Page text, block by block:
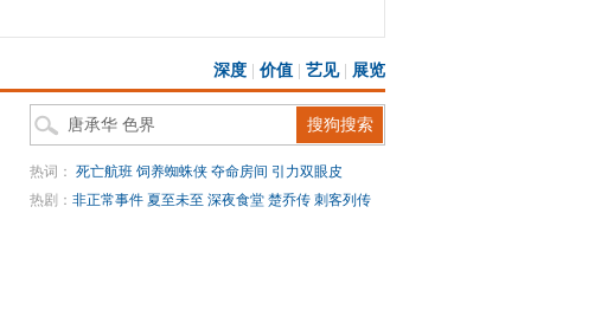
深度 价值 艺见| 展览
热词： 死亡航班 饲养蜘蛛侠 夺命房间 引力双眼皮
热剧： 非正常事件 夏至未至 深夜食堂 楚乔传 刺客列传